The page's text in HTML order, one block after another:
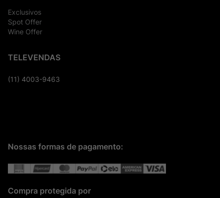
Exclusivos
Spot Offer
Wine Offer
TELEVENDAS
(11) 4003-9463
Nossas formas de pagamento:
Compra protegida por